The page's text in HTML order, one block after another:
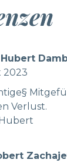
2023
Verlust.